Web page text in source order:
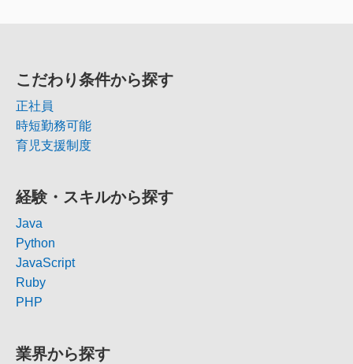
こだわり条件から探す
正社員
時短勤務可能
育児支援制度
経験・スキルから探す
Java
Python
JavaScript
Ruby
PHP
業界から探す